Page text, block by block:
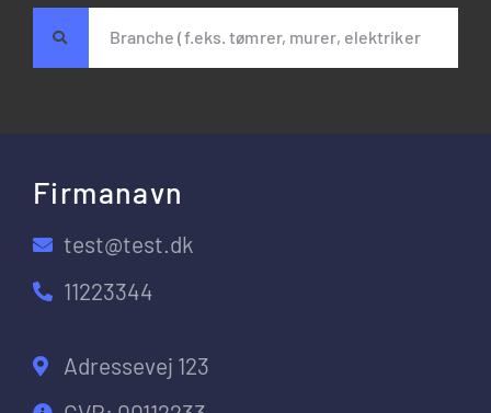
Firmanavn
test@test.dk
11223344
Adressevej 123